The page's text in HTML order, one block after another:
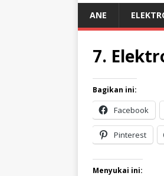
ANE
7.
Bagikan ini:
Facebook
Pinterest
Menyukai ini: